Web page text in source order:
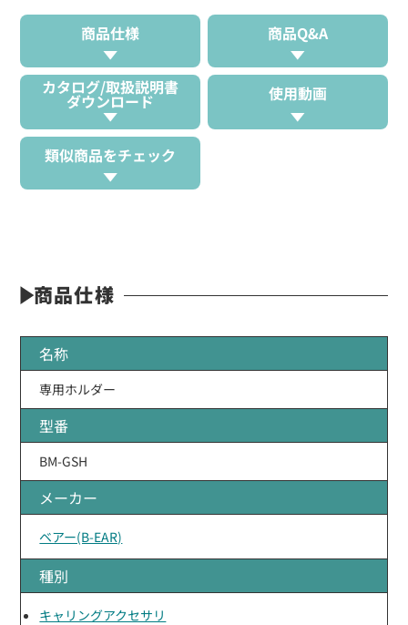
商品仕様 商品Q&A
カタログ/取扱説明書
ダウンロード 使用動画
類似商品をチェック
商品仕様
名称
専用ホルダー
型番
BM-GSH
メーカー
ベアー(B-EAR)
種別
キャリングアクセサリ